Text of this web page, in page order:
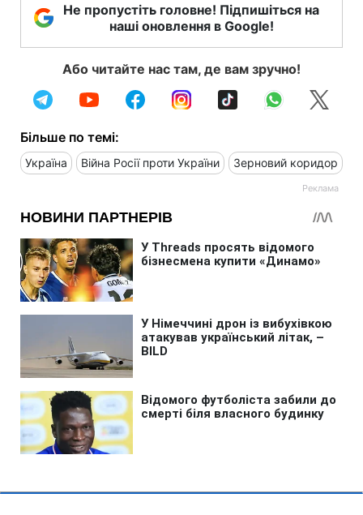
Не пропустіть головне! Підпишіться на
наші оновлення в Google!
Або читайте нас там, де вам зручно!
Більше по темі:
Україна Війна Росії проти України Зерновий коридор